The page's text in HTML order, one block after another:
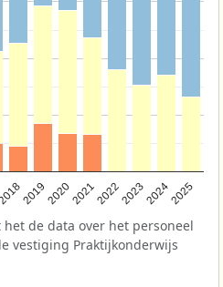
2019202020212022202320242025
de data over het personeel
vestiging Praktijkonderwijs